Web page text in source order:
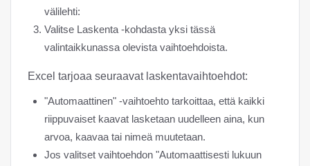
välilehti:
Valitse Laskenta -kohdasta yksi tässä
valintaikkunassa olevista vaihtoehdoista.
Excel tarjoaa seuraavat laskentavaihtoehdot:
"Automaattinen" -vaihtoehto tarkoittaa, että kaikki
riippuvaiset kaavat lasketaan uudelleen aina, kun
arvoa, kaavaa tai nimeä muutetaan.
Jos valitset vaihtoehdon "Automaattisesti lukuun